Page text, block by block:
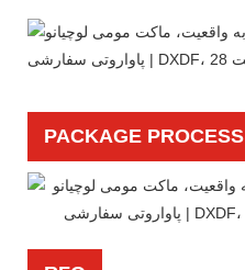
PACKAGE PROCESS